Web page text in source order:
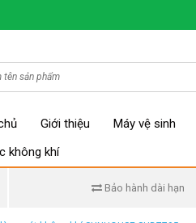
Giới thiệu Máy vệ sinh
không khí
Bảo hành dài hạn